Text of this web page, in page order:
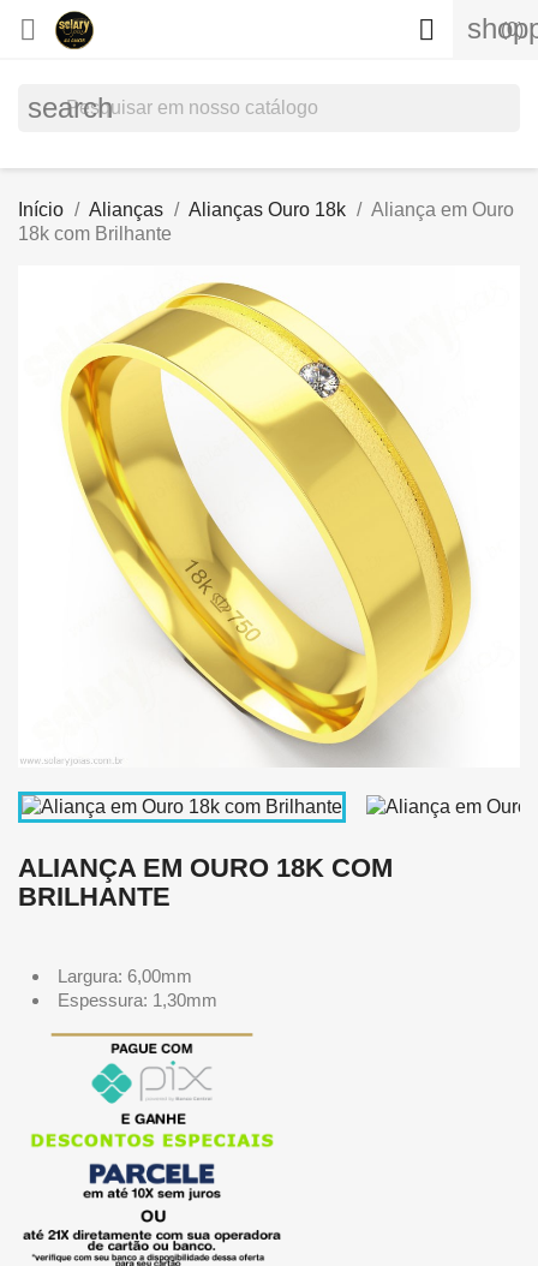
 (0)

search
Início Alianças Alianças Ouro 18k
Aliança em Ouro
18k com Brilhante
ALIANÇA EM OURO 18K COM
BRILHANTE
Largura: 6,00mm
Espessura: 1,30mm